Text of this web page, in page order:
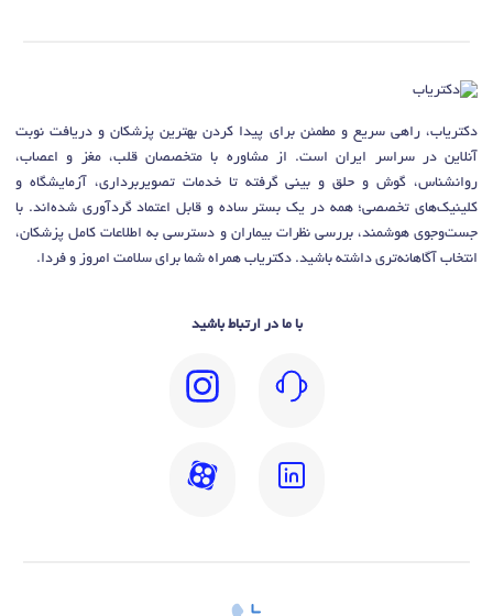
دکتریاب، راهی سریع و مطمئن برای پیدا کردن بهترین پزشکان و دریافت نوبت
آنلاین در سراسر ایران است. از مشاوره با متخصصان قلب، مغز و اعصاب،
روانشناس، گوش و حلق و بینی گرفته تا خدمات تصویربرداری، آزمایشگاه و
کلینیک‌های تخصصی؛ همه در یک بستر ساده و قابل اعتماد گردآوری شده‌اند. با
جست‌وجوی هوشمند، بررسی نظرات بیماران و دسترسی به اطلاعات کامل پزشکان،
انتخاب آگاهانه‌تری داشته باشید. دکتریاب همراه شما برای سلامت امروز و فردا.
با ما در ارتباط باشید